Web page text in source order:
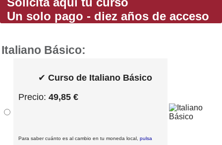
Un solo pago - diez años de acceso
Italiano Básico:
✔ Curso de Italiano Básico
Precio: 49,85 €
Para saber cuánto es al cambio en tu moneda local, pulsa